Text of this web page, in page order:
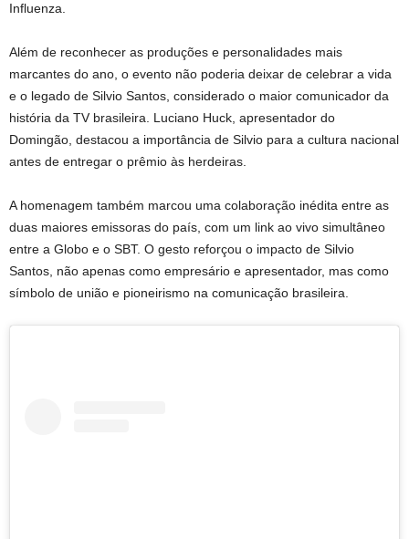
Influenza.
Além de reconhecer as produções e personalidades mais
marcantes do ano, o evento não poderia deixar de celebrar a vida
e o legado de Silvio Santos, considerado o maior comunicador da
história da TV brasileira. Luciano Huck, apresentador do
Domingão, destacou a importância de Silvio para a cultura nacional
antes de entregar o prêmio às herdeiras.
A homenagem também marcou uma colaboração inédita entre as
duas maiores emissoras do país, com um link ao vivo simultâneo
entre a Globo e o SBT. O gesto reforçou o impacto de Silvio
Santos, não apenas como empresário e apresentador, mas como
símbolo de união e pioneirismo na comunicação brasileira.